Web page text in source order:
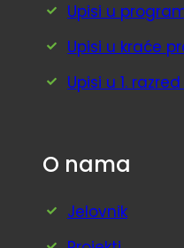
Upisi u
Upisi u kraće
Upisi u 1.
O nama
Jelovnik